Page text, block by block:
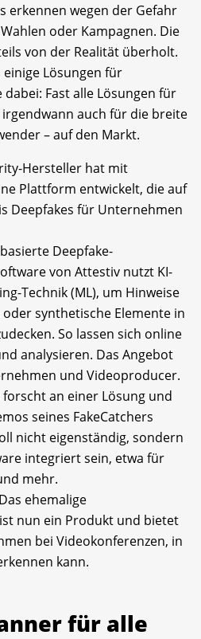
erkennen wegen der Gefahr
oder Kampagnen. Die
von der Realität überholt.
Lösungen für
Fast alle Lösungen für
auch für die breite
– auf den Markt.
Hersteller hat mit
Plattform entwickelt, die auf
Deepfakes für Unternehmen
Deepfake-
von Attestiv nutzt KI-
Technik (ML), um Hinweise
synthetische Elemente in
So lassen sich online
analysieren. Das Angebot
und Videoproducer.
forscht an einer Lösung und
seines FakeCatchers
nicht eigenständig, sondern
integriert sein, etwa für
mehr.
Das ehemalige
nun ein Produkt und bietet
bei Videokonferenzen, in
kann.
für alle